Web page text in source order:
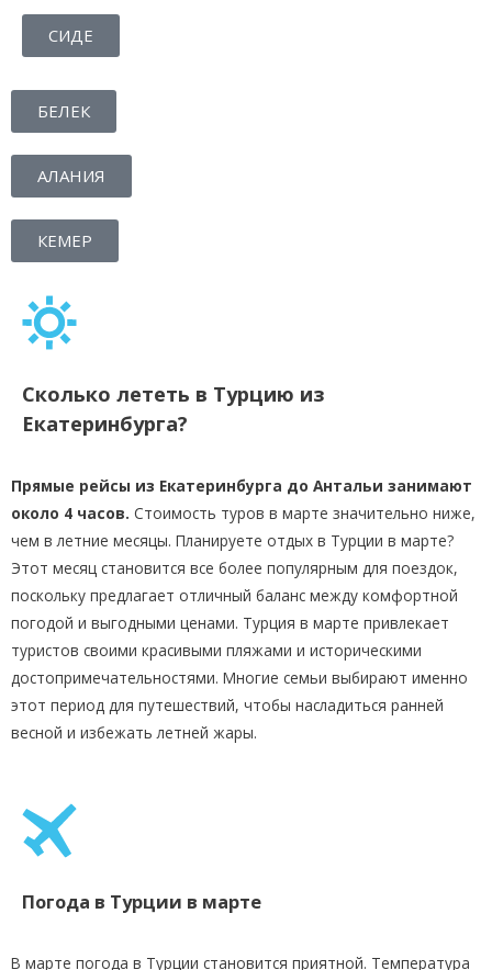
СИДЕ
БЕЛЕК
АЛАНИЯ
КЕМЕР
Сколько лететь в Турцию из
Екатеринбурга?
Прямые рейсы из Екатеринбурга до Антальи занимают
около 4 часов. Стоимость туров в марте значительно ниже,
чем в летние месяцы. Планируете отдых в Турции в марте?
Этот месяц становится все более популярным для поездок,
поскольку предлагает отличный баланс между комфортной
погодой и выгодными ценами. Турция в марте привлекает
туристов своими красивыми пляжами и историческими
достопримечательностями. Многие семьи выбирают именно
этот период для путешествий, чтобы насладиться ранней
весной и избежать летней жары.
Погода в Турции в марте
В марте погода в Турции становится приятной. Температура